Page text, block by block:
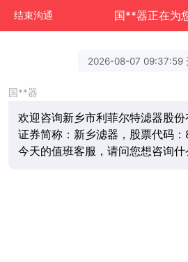
结束沟通 国**器正在为
2026-08-07 09:37:59
国**器
欢迎咨询新乡市利菲尔特滤器股份
证券简称：新乡滤器，股票代码
今天的值班客服，请问您想咨询什